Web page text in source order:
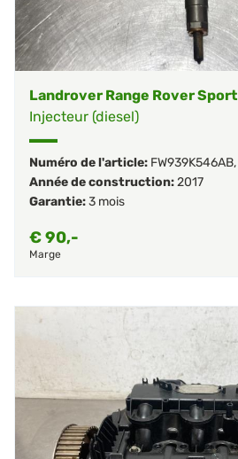
Landrover Range Rover Sport
Injecteur (diesel)
Numéro de l'article: FW939K546AB,
Année de construction:2017
Garantie:3 mois
€90,-
Marge